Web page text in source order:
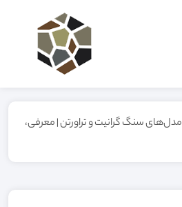
مدل‌های سنگ گرانیت و تراورتن | معرفی،